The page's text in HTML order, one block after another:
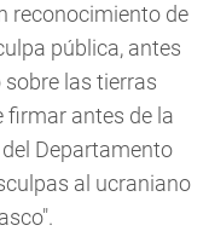
reconocimiento de
pública, antes
las tierras
firmar antes de la
Departamento
al ucraniano